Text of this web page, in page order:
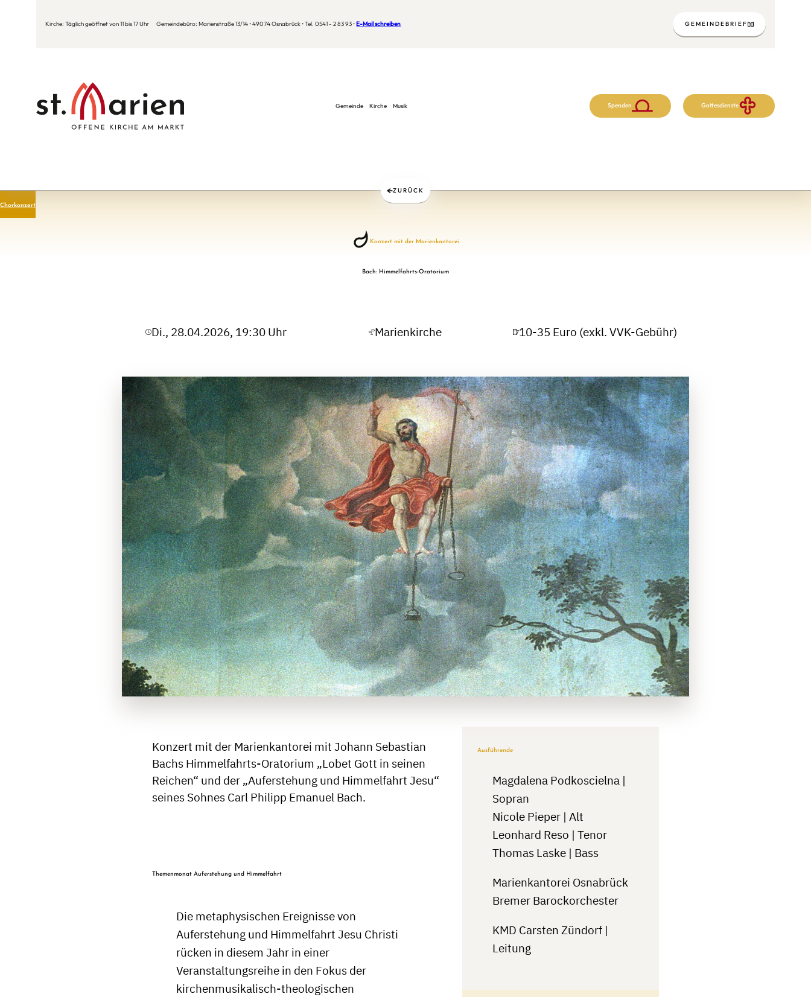
Kirche: Täglich geöffnet von 11 bis 17 Uhr Gemeindebüro: Marienstraße 13/14 • 49074 Osnabrück • Tel. 0541 - 2 83 93 •E-Mail schreiben GEMEINDEBRIEF
Spenden Gottesdienste
Gemeinde Kirche Musik
ZURÜCK
Konzert mit der Marienkantorei
Bach: Himmelfahrts-Oratorium
Chorkonzert
Di., 28.04.2026, 19:30 Uhr Marienkirche 10-35 Euro (exkl. VVK-Gebühr)
Konzert mit der Marienkantorei mit Johann Sebastian
Bachs Himmelfahrts-Oratorium „Lobet Gott in seinen
Reichen“ und der „Auferstehung und Himmelfahrt Jesu“
seines Sohnes Carl Philipp Emanuel Bach.
Themenmonat Auferstehung und Himmelfahrt
Die metaphysischen Ereignisse von
Auferstehung und Himmelfahrt Jesu Christi
rücken in diesem Jahr in einer
Veranstaltungsreihe in den Fokus der
kirchenmusikalisch-theologischen
Ausführende
Magdalena Podkoscielna |
Sopran
Nicole Pieper | Alt
Leonhard Reso | Tenor
Thomas Laske | Bass
Marienkantorei Osnabrück
Bremer Barockorchester
KMD Carsten Zündorf |
Leitung